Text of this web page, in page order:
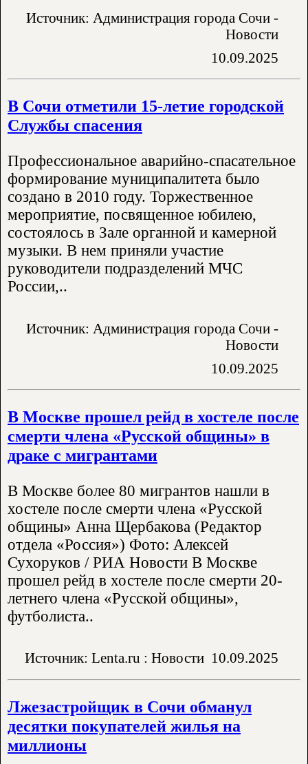
Источник: Администрация города Сочи -
Новости
10.09.2025
В Сочи отметили 15-летие городской
Службы спасения
Профессиональное аварийно-спасательное
формирование муниципалитета было
создано в 2010 году. Торжественное
мероприятие, посвященное юбилею,
состоялось в Зале органной и камерной
музыки. В нем приняли участие
руководители подразделений МЧС
России,..
Источник: Администрация города Сочи -
Новости
10.09.2025
В Москве прошел рейд в хостеле после
смерти члена «Русской общины» в
драке с мигрантами
В Москве более 80 мигрантов нашли в
хостеле после смерти члена «Русской
общины» Анна Щербакова (Редактор
отдела «Россия») Фото: Алексей
Сухоруков / РИА Новости В Москве
прошел рейд в хостеле после смерти 20-
летнего члена «Русской общины»,
футболиста..
Источник: Lenta.ru : Новости 10.09.2025
Лжезастройщик в Сочи обманул
десятки покупателей жилья на
миллионы